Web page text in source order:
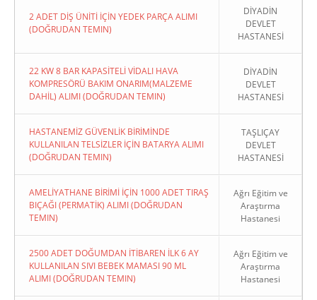
2 ADET DİŞ ÜNİTİ İÇİN YEDEK PARÇA ALIMI
(DOĞRUDAN TEMIN)
DİYADİN
DEVLET
HASTANESİ
22 KW 8 BAR KAPASİTELİ VİDALI HAVA
KOMPRESÖRÜ BAKIM ONARIM(MALZEME
DAHİL) ALIMI (DOĞRUDAN TEMIN)
DİYADİN
DEVLET
HASTANESİ
HASTANEMİZ GÜVENLİK BİRİMİNDE
KULLANILAN TELSİZLER İÇİN BATARYA ALIMI
(DOĞRUDAN TEMIN)
TAŞLIÇAY
DEVLET
HASTANESİ
AMELİYATHANE BİRİMİ İÇİN 1000 ADET TIRAŞ
BIÇAĞI (PERMATİK) ALIMI (DOĞRUDAN
TEMIN)
Ağrı Eğitim ve
Araştırma
Hastanesi
2500 ADET DOĞUMDAN İTİBAREN İLK 6 AY
KULLANILAN SIVI BEBEK MAMASI 90 ML
ALIMI (DOĞRUDAN TEMIN)
Ağrı Eğitim ve
Araştırma
Hastanesi